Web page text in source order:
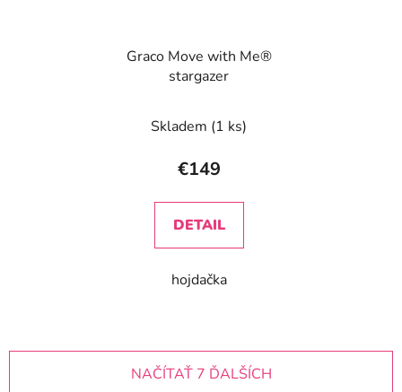
Graco Move with Me®
stargazer
Skladem (1 ks)
€149
DETAIL
hojdačka
NAČÍTAŤ 7 ĎALŠÍCH